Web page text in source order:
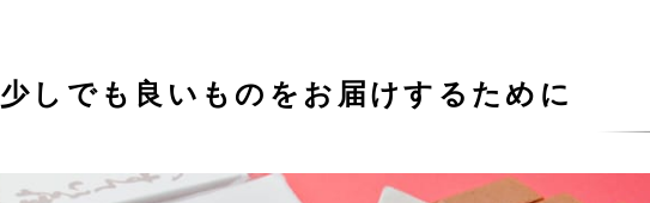
少しでも良いものをお届けするために